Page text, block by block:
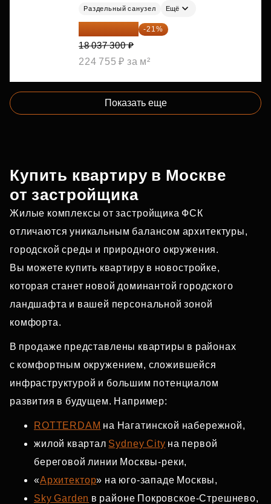
Раздельный санузел Ещё
14 249 467 ₽ -21%
18 037 300 ₽
224 755 ₽ за м²
Показать еще
Купить квартиру в Москве
от застройщика
Жилые комплексы от застройщика ФСК
отличаются уникальным балансом архитектуры,
городской среды и природного окружения.
Вы можете купить квартиру в новостройке,
которая станет новой доминантой городского
ландшафта и вашей персональной зоной
комфорта.
В продаже представлены квартиры в районах
с комфортным окружением, сложившейся
инфраструктурой и большим потенциалом
развития в будущем. Например:
ROTTERDAM на Нагатинской набережной,
жилой квартал Sydney City на первой
береговой линии Москвы‑реки,
«Архитектор» на юго‑западе Москвы,
Sky Garden в районе Покровское‑Стрешнево,